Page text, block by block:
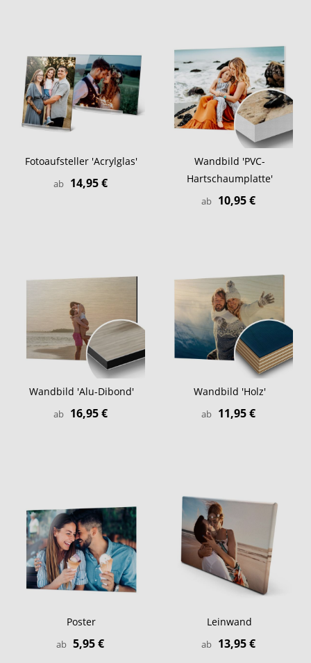
Fotoaufsteller 'Acrylglas'
ab 14,95 €
Wandbild 'PVC-
Hartschaumplatte'
ab 10,95 €
Wandbild 'Alu-Dibond'
ab 16,95 €
Wandbild 'Holz'
ab 11,95 €
Poster
ab 5,95 €
Leinwand
ab 13,95 €